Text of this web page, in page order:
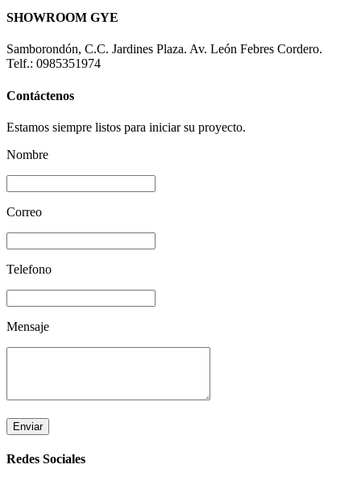
SHOWROOM GYE
Samborondón, C.C. Jardines Plaza. Av. León Febres Cordero.
Telf.: 0985351974
Contáctenos
Estamos siempre listos para iniciar su proyecto.
Nombre
Correo
Telefono
Mensaje
Enviar
Redes Sociales